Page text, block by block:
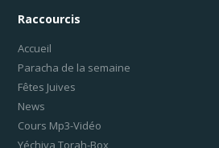
Raccourcis
Accueil
Paracha de la semaine
Fêtes Juives
News
Cours Mp3-Vidéo
Yéchiva Torah-Box